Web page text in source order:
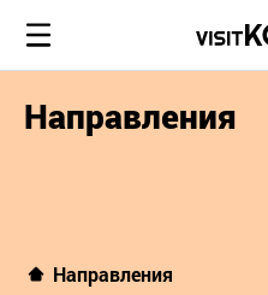
Направления
Направления